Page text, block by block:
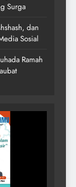
Surga
dan
Sosial
Ramah